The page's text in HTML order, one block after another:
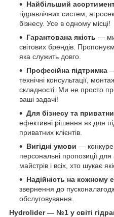
Найбільший
гідравлічних систем,
бізнесу. Усе в одному місці!
Гарантована якість — ми
світових брендів.
яка служить довго.
Професійна підтримка
технічні консультації,
складності. Ми не просто
ваші задачі!
Для бізнесу та
ефективні рішення як для
приватних клієнтів.
Вигідні умови —
персональні пропозиції для
майстрів і всіх, хто шукає
Надійність на кожному
звернення до
обслуговування.
Hydrolider — №1 у світі